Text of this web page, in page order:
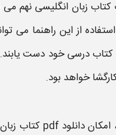
زبان انگلیسی ​نهم می
از این راهنما می
کتاب درسیخود دست یابند.
خواهد بود.
امکاندانلود pdf کتاب